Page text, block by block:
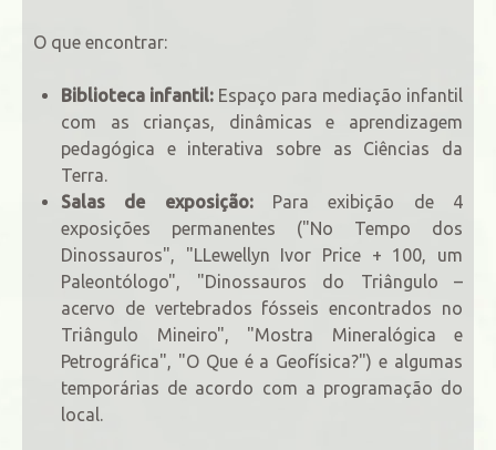
O que encontrar:
Biblioteca infantil: Espaço para mediação infantil
com as crianças, dinâmicas e aprendizagem
pedagógica e interativa sobre as Ciências da
Terra.
Salas de exposição: Para exibição de 4
exposições permanentes ("No Tempo dos
Dinossauros", "LLewellyn Ivor Price + 100, um
Paleontólogo", "Dinossauros do Triângulo –
acervo de vertebrados fósseis encontrados no
Triângulo Mineiro", "Mostra Mineralógica e
Petrográfica", "O Que é a Geofísica?") e algumas
temporárias de acordo com a programação do
local.